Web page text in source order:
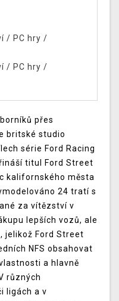
/ PC hry /
/ PC hry /
přes
britské studio
série Ford Racing
titul Ford Street
kalifornského města
24 tratí s
za vítězství v
lepších vozů, ale
jelikož Ford Street
NFS obsahovat
a hlavně
různých
ligách a v